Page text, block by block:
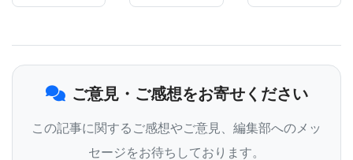
今回Cell Reports誌に掲載された研究は、なぜ特定
の人がこれらの病気を発症し、他の人は発症しない
のかという長年の疑問に対する答えの糸口となりま
す 。研究チームは、特に特定の遺伝子変異を持つ
人々において、腸の活動と脳の損傷を結びつける分
ご意見・ご感想をお寄せください
この記事に関するご感想やご意見、編集部へのメッ
セージをお待ちしております。